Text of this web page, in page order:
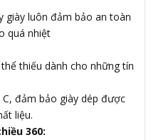
giày luôn đảm bảo an toàn
quá nhiệt
thiếu dành cho những tín
đảm bảo giày dép được
liệu.
360: